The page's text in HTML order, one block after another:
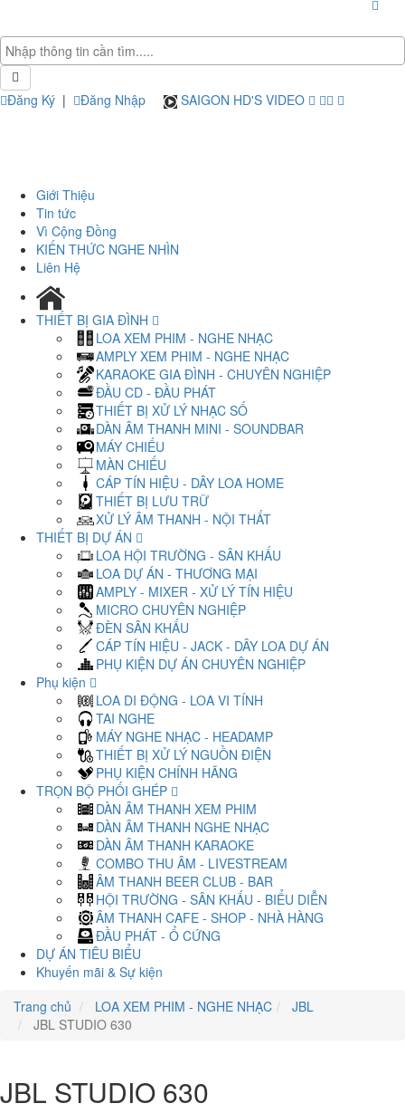
Đăng Ký | Đăng Nhập SAIGON HD'S VIDEO
Giới Thiệu
Tin tức
Vì Cộng Đồng
KIẾN THỨC NGHE NHÌN
Liên Hệ
THIẾT BỊ GIA ĐÌNH
LOA XEM PHIM - NGHE NHẠC
AMPLY XEM PHIM - NGHE NHẠC
KARAOKE GIA ĐÌNH - CHUYÊN NGHIỆP
ĐẦU CD - ĐẦU PHÁT
THIẾT BỊ XỬ LÝ NHẠC SỐ
DÀN ÂM THANH MINI - SOUNDBAR
MÁY CHIẾU
MÀN CHIẾU
CÁP TÍN HIỆU - DÂY LOA HOME
THIẾT BỊ LƯU TRỮ
XỬ LÝ ÂM THANH - NỘI THẤT
THIẾT BỊ DỰ ÁN
LOA HỘI TRƯỜNG - SÂN KHẤU
LOA DỰ ÁN - THƯƠNG MẠI
AMPLY - MIXER - XỬ LÝ TÍN HIỆU
MICRO CHUYÊN NGHIỆP
ĐÈN SÂN KHẤU
CÁP TÍN HIỆU - JACK - DÂY LOA DỰ ÁN
PHỤ KIỆN DỰ ÁN CHUYÊN NGHIỆP
Phụ kiện
LOA DI ĐỘNG - LOA VI TÍNH
TAI NGHE
MÁY NGHE NHẠC - HEADAMP
THIẾT BỊ XỬ LÝ NGUỒN ĐIỆN
PHỤ KIỆN CHÍNH HÃNG
TRỌN BỘ PHỐI GHÉP
DÀN ÂM THANH XEM PHIM
DÀN ÂM THANH NGHE NHẠC
DÀN ÂM THANH KARAOKE
COMBO THU ÂM - LIVESTREAM
ÂM THANH BEER CLUB - BAR
HỘI TRƯỜNG - SÂN KHẤU - BIỂU DIỄN
ÂM THANH CAFE - SHOP - NHÀ HÀNG
ĐẦU PHÁT - Ổ CỨNG
DỰ ÁN TIÊU BIỂU
Khuyến mãi & Sự kiện
Trang chủ
LOA XEM PHIM - NGHE NHẠC
JBL
JBL STUDIO 630
JBL STUDIO 630